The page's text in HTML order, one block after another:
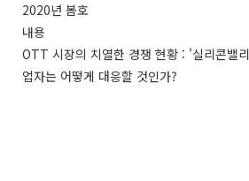
2020년 봄호
내용
OTT 시장의 치열한 경쟁 현황 : '실리콘
업자는 어떻게 대응할 것인가?